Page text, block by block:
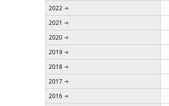
2022
2021
2020
2019
2018
2017
2016